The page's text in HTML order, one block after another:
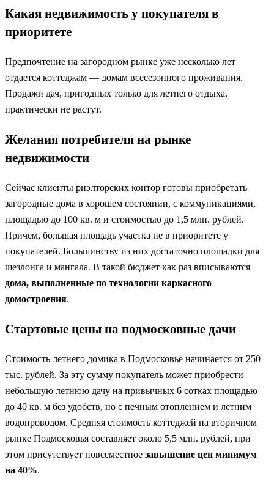
Какая недвижимость у покупателя в
приоритете
Предпочтение на загородном рынке уже несколько лет
отдается коттеджам — домам всесезонного проживания.
Продажи дач, пригодных только для летнего отдыха,
практически не растут.
Желания потребителя на рынке
недвижимости
Сейчас клиенты риэлторских контор готовы приобретать
загородные дома в хорошем состоянии, с коммуникациями,
площадью до 100 кв. м и стоимостью до 1,5 млн. рублей.
Причем, большая площадь участка не в приоритете у
покупателей. Большинству из них достаточно площадки для
шезлонга и мангала. В такой бюджет как раз вписываются
дома, выполненные по технологии каркасного
домостроения.
Стартовые цены на подмосковные дачи
Стоимость летнего домика в Подмосковье начинается от 250
тыс. рублей. За эту сумму покупатель может приобрести
небольшую летнюю дачу на привычных 6 сотках площадью
до 40 кв. м без удобств, но с печным отоплением и летним
водопроводом. Средняя стоимость коттеджей на вторичном
рынке Подмосковья составляет около 5,5 млн. рублей, при
этом присутствует повсеместное завышение цен минимум
на 40%.